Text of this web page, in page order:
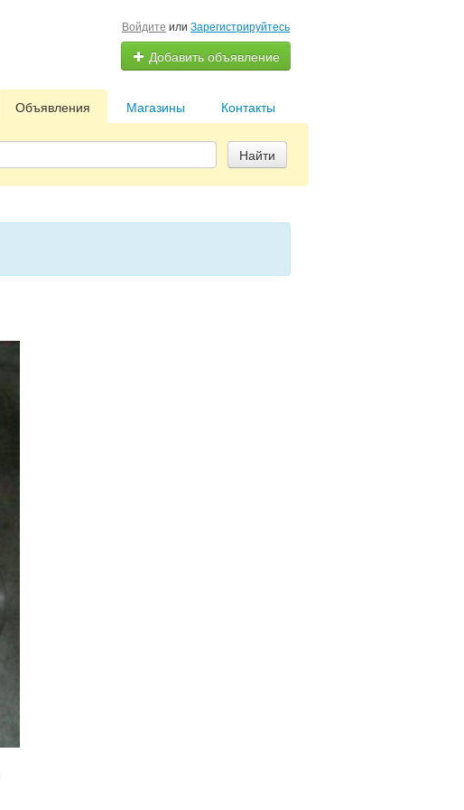
Войдите или Зарегистрируйтесь
Добавить объявление
Контакты
Магазины
Объявления
Найти